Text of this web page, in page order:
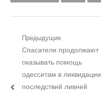
Навигация
записям
Предыдущие
Предыдущий
пост:
Спасатели продолжают
оказывать помощь
одесситам в ликвидации
последствий ливней